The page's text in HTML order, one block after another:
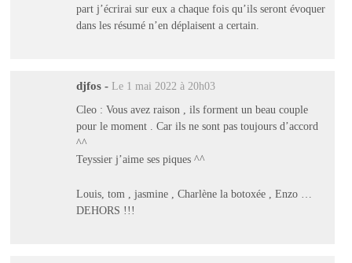
part j’écrirai sur eux a chaque fois qu’ils seront évoquer
dans les résumé n’en déplaisent a certain.
djfos - Le 1 mai 2022 à 20h03
Cleo : Vous avez raison , ils forment un beau couple
pour le moment . Car ils ne sont pas toujours d’accord
^^
Teyssier j’aime ses piques ^^
Louis, tom , jasmine , Charlène la botoxée , Enzo …
DEHORS !!!